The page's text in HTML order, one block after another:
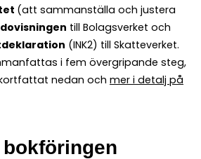
(att sammanställa och justera
till Bolagsverket och
(INK2) till Skatteverket.
i fem övergripande steg,
nedan och mer i detalj på